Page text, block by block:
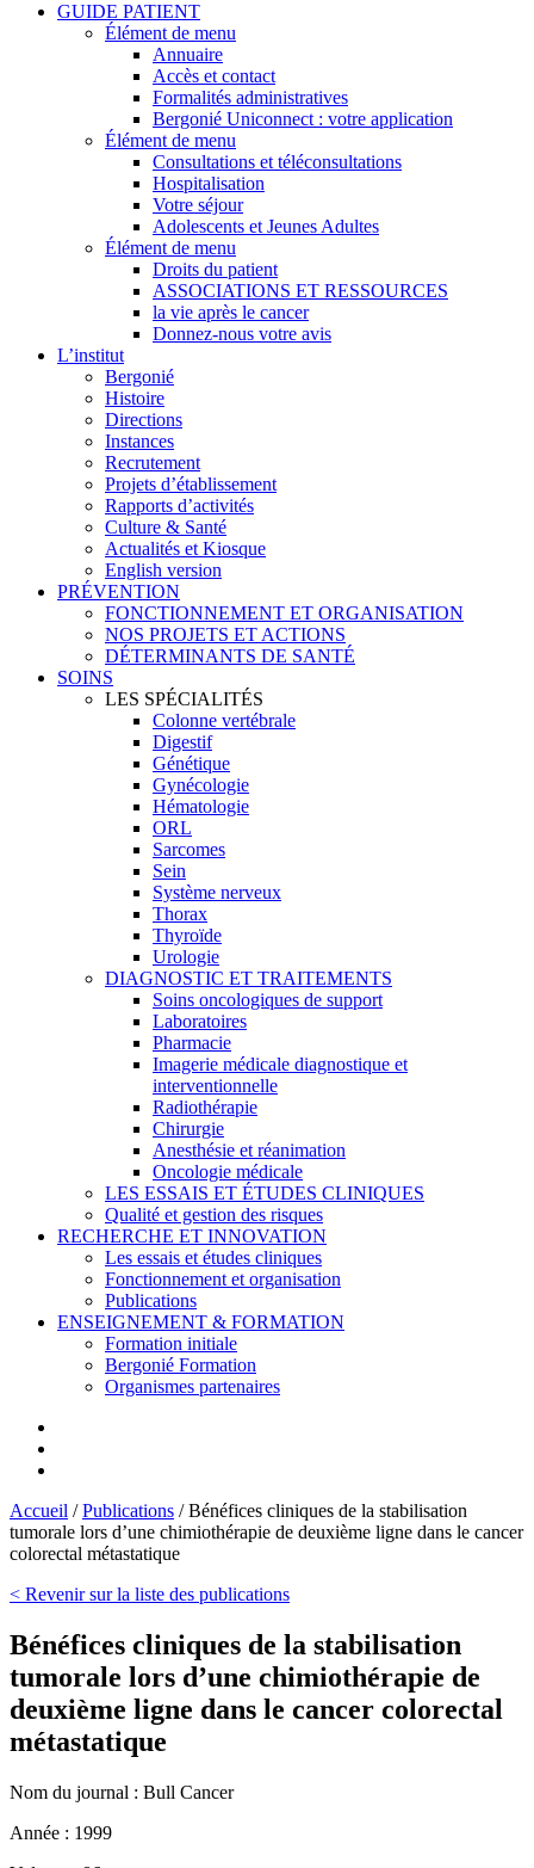
GUIDE PATIENT
Élément de menu
Annuaire
Accès et contact
Formalités administratives
Bergonié Uniconnect : votre application
Élément de menu
Consultations et téléconsultations
Hospitalisation
Votre séjour
Adolescents et Jeunes Adultes
Élément de menu
Droits du patient
ASSOCIATIONS ET RESSOURCES
la vie après le cancer
Donnez-nous votre avis
L’institut
Bergonié
Histoire
Directions
Instances
Recrutement
Projets d’établissement
Rapports d’activités
Culture & Santé
Actualités et Kiosque
English version
PRÉVENTION
FONCTIONNEMENT ET ORGANISATION
NOS PROJETS ET ACTIONS
DÉTERMINANTS DE SANTÉ
SOINS
LES SPÉCIALITÉS
Colonne vertébrale
Digestif
Génétique
Gynécologie
Hématologie
ORL
Sarcomes
Sein
Système nerveux
Thorax
Thyroïde
Urologie
DIAGNOSTIC ET TRAITEMENTS
Soins oncologiques de support
Laboratoires
Pharmacie
Imagerie médicale diagnostique et
interventionnelle
Radiothérapie
Chirurgie
Anesthésie et réanimation
Oncologie médicale
LES ESSAIS ET ÉTUDES CLINIQUES
Qualité et gestion des risques
RECHERCHE ET INNOVATION
Les essais et études cliniques
Fonctionnement et organisation
Publications
ENSEIGNEMENT & FORMATION
Formation initiale
Bergonié Formation
Organismes partenaires
Accueil /Publications /Bénéfices cliniques de la stabilisation
tumorale lors d’une chimiothérapie de deuxième ligne dans le cancer
colorectal métastatique
< Revenir sur la liste des publications
Bénéfices cliniques de la stabilisation
tumorale lors d’une chimiothérapie de
deuxième ligne dans le cancer colorectal
métastatique
Nom du journal : Bull Cancer
Année : 1999